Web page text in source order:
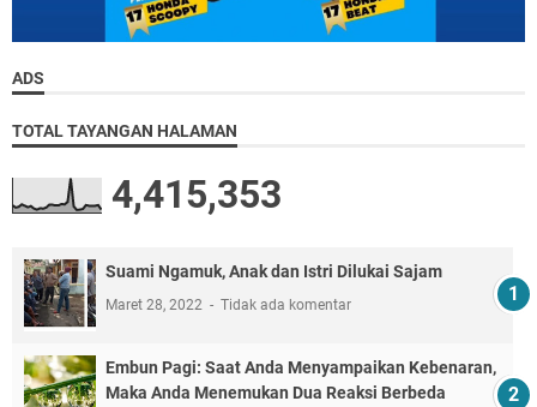
ADS
TOTAL TAYANGAN HALAMAN
4,415,353
Suami Ngamuk, Anak dan Istri Dilukai Sajam
Maret 28, 2022 Tidak ada komentar
Embun Pagi: Saat Anda Menyampaikan Kebenaran,
Maka Anda Menemukan Dua Reaksi Berbeda